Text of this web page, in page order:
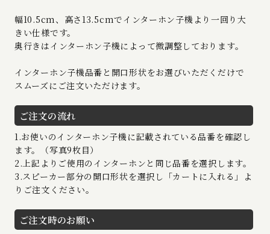
幅10.5cm、高さ13.5cmでインターホン子機より一回り大
きい仕様です。
奥行きはインターホン子機によって微調整しております。
インターホン子機品番と開口形状をお選びいただくだけで
スムーズにご注文いただけます。
ご注文の流れ
1.お使いのインターホン子機に記載されている品番を確認し
ます。（写真9枚目）
2.上記よりご使用のインターホンと同じ品番を選択します。
3.スピーカー部分の開口形状を選択し「カートに入れる」よ
りご注文ください。
ご注文時のお願い